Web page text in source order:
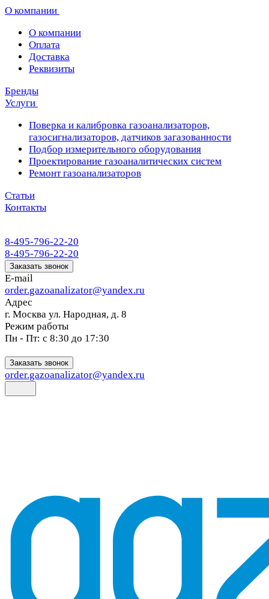
О компании
О компании
Оплата
Доставка
Реквизиты
Бренды
Услуги
Поверка и калибровка газоанализаторов,
газосигнализаторов, датчиков загазованности
Подбор измерительного оборудования
Проектирование газоаналитических систем
Ремонт газоанализаторов
Статьи
Контакты
8-495-796-22-20
8-495-796-22-20
Заказать звонок
E-mail
order.gazoanalizator@yandex.ru
Адрес
г. Москва ул. Народная, д. 8
Режим работы
Пн - Пт: с 8:30 до 17:30
Заказать звонок
order.gazoanalizator@yandex.ru